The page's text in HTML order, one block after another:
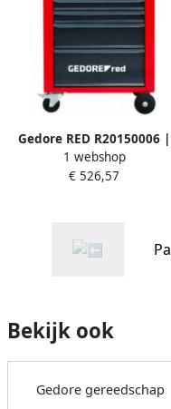
Gedore RED R20150006 |
Mechanic
Gereedschapswagen | 6
1 webshop
€ 526,57
Bekijk ook
Gedore gereedschap